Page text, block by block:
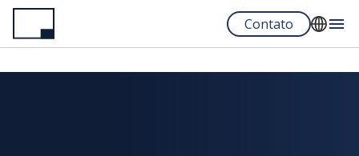
Pular
o
Contato
English